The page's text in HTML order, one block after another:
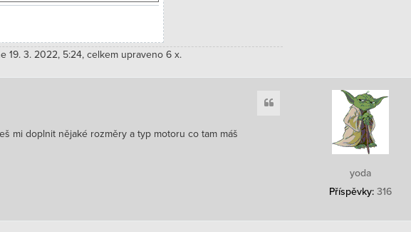
19. 3. 2022, 5:24, celkem upraveno 6 x.
yoda
Příspěvky: 316
mi doplnit nějaké rozměry a typ motoru co tam máš